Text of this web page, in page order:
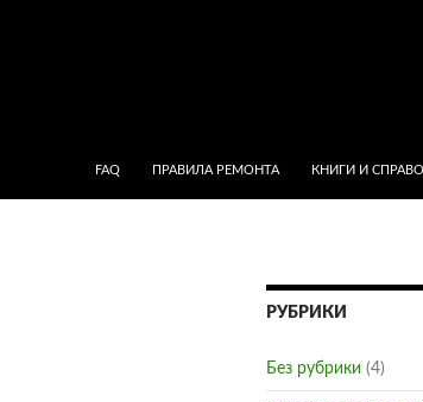
FAQ
ПРАВИЛА РЕМОНТА КНИГИ И
РУБРИКИ
Без рубрики (4)